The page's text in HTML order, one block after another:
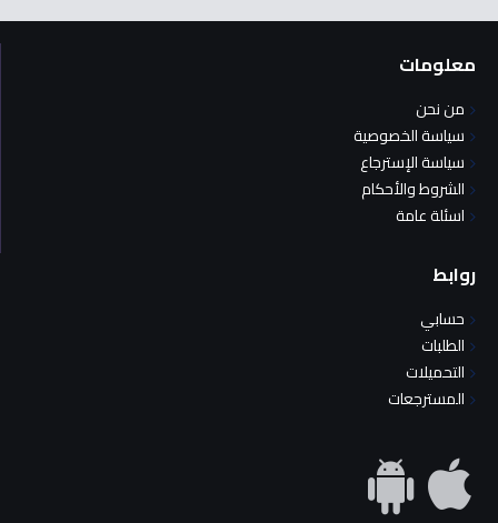
معلومات
من نحن
سياسة الخصوصية
سياسة الإسترجاع
الشروط والأحكام
اسئلة عامة
روابط
حسابي
الطلبات
التحميلات
المسترجعات